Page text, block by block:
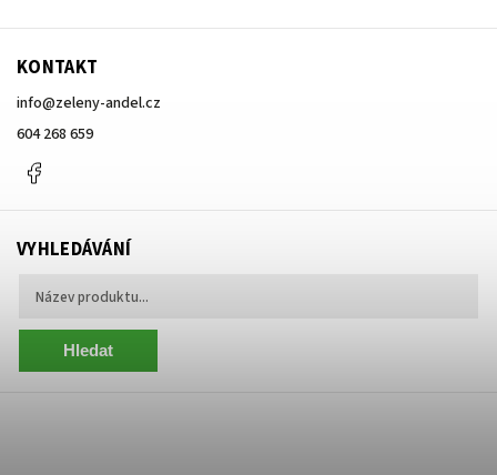
KONTAKT
info@zeleny-andel.cz
604 268 659
VYHLEDÁVÁNÍ
Hledat